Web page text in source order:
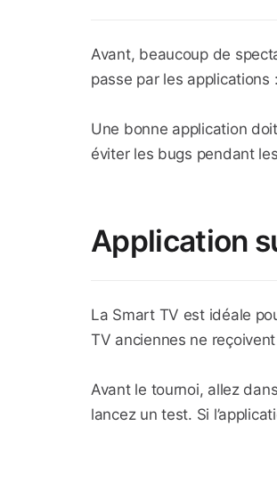
Avant, beaucoup de
passe par les
Une bonne application
éviter les bugs pendant
Application
La Smart TV est idéale
TV anciennes ne
Avant le tournoi, allez
lancez un test. Si